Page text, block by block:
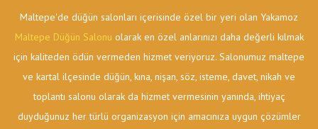
Maltepe'de düğün salonları içerisinde özel bir yeri olan Yakamoz
Maltepe Düğün Salonu olarak en özel anlarınızı daha değerli kılmak
için kaliteden ödün vermeden hizmet veriyoruz. Salonumuz maltepe
ve kartal ilçesinde düğün, kına, nişan, söz, isteme, davet, nikah ve
toplantı salonu olarak da hizmet vermesinin yanında, ihtiyaç
duyduğunuz her türlü organizasyon için amacınıza uygun çözümler